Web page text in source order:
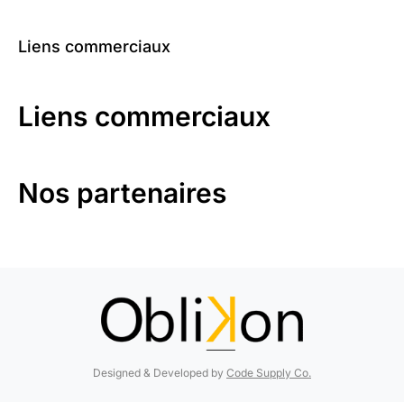
Liens commerciaux
Liens commerciaux
Nos partenaires
Designed & Developed by Code Supply Co.